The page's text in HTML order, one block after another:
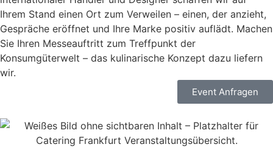
Ihrem Stand einen Ort zum Verweilen – einen, der anzieht,
Gespräche eröffnet und Ihre Marke positiv auflädt. Machen
Sie Ihren Messeauftritt zum Treffpunkt der
Konsumgüterwelt – das kulinarische Konzept dazu liefern
wir.
Event Anfragen